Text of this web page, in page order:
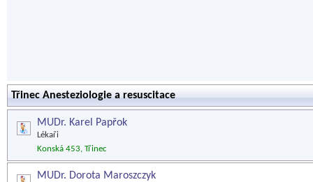
Třinec Anesteziologie a resuscitace
MUDr. Karel Papřok
Lékaři
Konská 453, Třinec
MUDr. Dorota Maroszczyk